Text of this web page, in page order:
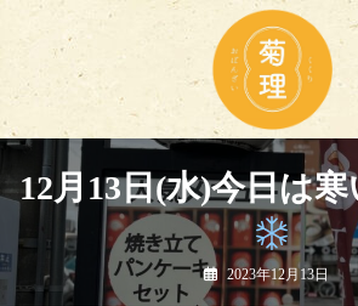
ツ
へ
ス
プ
シ
ョ
ン
動 12月13日(水)今日は
2023年12月13日